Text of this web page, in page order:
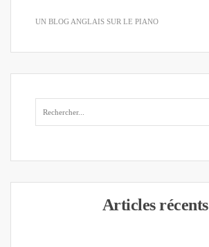
UN BLOG ANGLAIS SUR LE PIANO
Articles récents